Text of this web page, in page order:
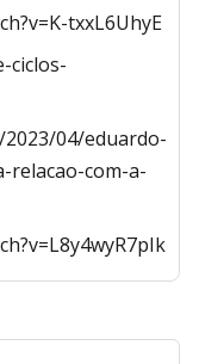
txxL6UhyE
ciclos-
04/eduardo-
relacao-com-a-